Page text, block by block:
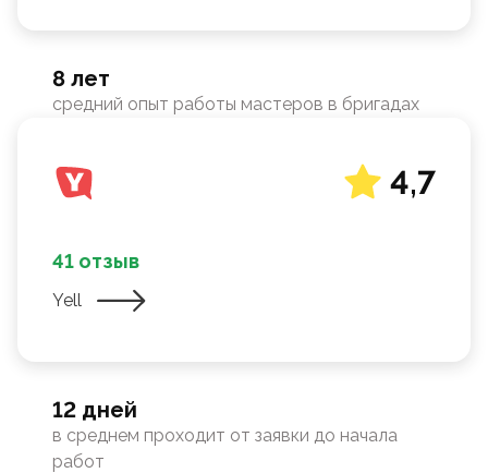
8 лет
средний опыт работы мастеров в бригадах
4,7
41 отзыв
Yell
12 дней
в среднем проходит от заявки до начала
работ